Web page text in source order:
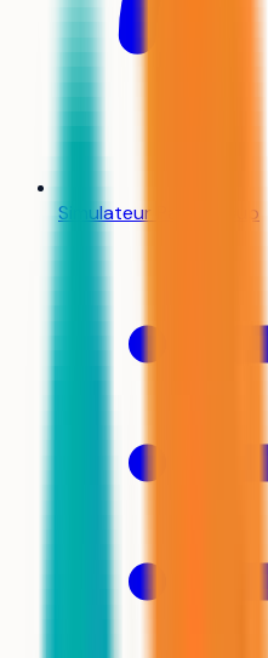
Simulateur Parcoursup